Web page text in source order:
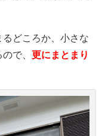
どころか、小さな
で、 更にまとまり